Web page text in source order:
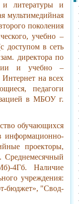
и литературы и
мультимедийная
поколения
учебно –
доступом в сеть
директора по
и учебно –
на всех
педагоги
в МБОУ г.
обучающихся
информационно-
проекторы,
Среднемесячный
4Гб. Наличие
учреждения:
бюджет», "Свод-